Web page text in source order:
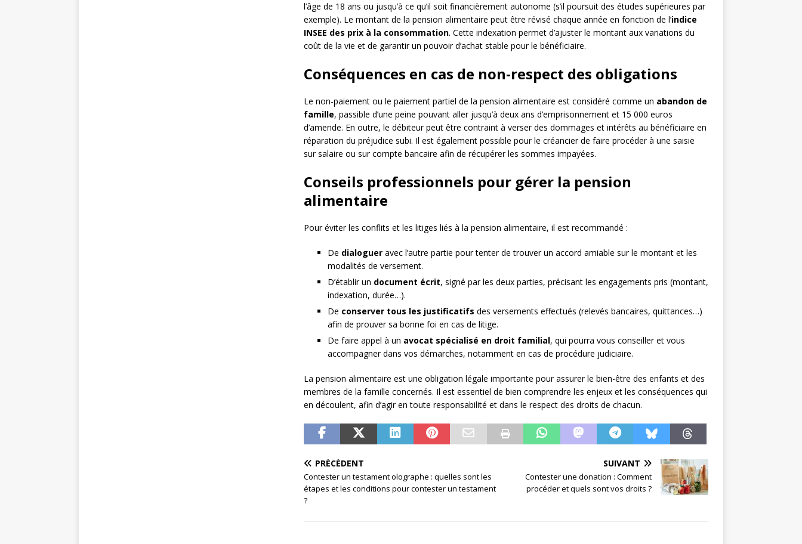
l’âge de 18 ans ou jusqu’à ce qu’il soit financièrement autonome (s’il poursuit des études supérieures par
exemple). Le montant de la pension alimentaire peut être révisé chaque année en fonction de l’indice
INSEE des prix à la consommation. Cette indexation permet d’ajuster le montant aux variations du
coût de la vie et de garantir un pouvoir d’achat stable pour le bénéficiaire.
Conséquences en cas de non-respect des obligations
Le non-paiement ou le paiement partiel de la pension alimentaire est considéré comme un abandon de
famille, passible d’une peine pouvant aller jusqu’à deux ans d’emprisonnement et 15 000 euros
d’amende. En outre, le débiteur peut être contraint à verser des dommages et intérêts au bénéficiaire en
réparation du préjudice subi. Il est également possible pour le créancier de faire procéder à une saisie
sur salaire ou sur compte bancaire afin de récupérer les sommes impayées.
Conseils professionnels pour gérer la pension
alimentaire
Pour éviter les conflits et les litiges liés à la pension alimentaire, il est recommandé :
De dialogueravec l’autre partie pour tenter de trouver un accord amiable sur le montant et les
modalités de versement.
D’établir un document écrit, signé par les deux parties, précisant les engagements pris (montant,
indexation, durée…).
De conserver tous les justificatifs des versements effectués (relevés bancaires, quittances…)
afin de prouver sa bonne foi en cas de litige.
De faire appel à un avocat spécialisé en droit familial, qui pourra vous conseiller et vous
accompagner dans vos démarches, notamment en cas de procédure judiciaire.
La pension alimentaire est une obligation légale importante pour assurer le bien-être des enfants et des
membres de la famille concernés. Il est essentiel de bien comprendre les enjeux et les conséquences qui
en découlent, afin d’agir en toute responsabilité et dans le respect des droits de chacun.
PRÉCÉDENT
Contester un testament olographe : quelles sont les
étapes et les conditions pour contester un testament
?
SUIVANT
Contester une donation : Comment
procéder et quels sont vos droits ?